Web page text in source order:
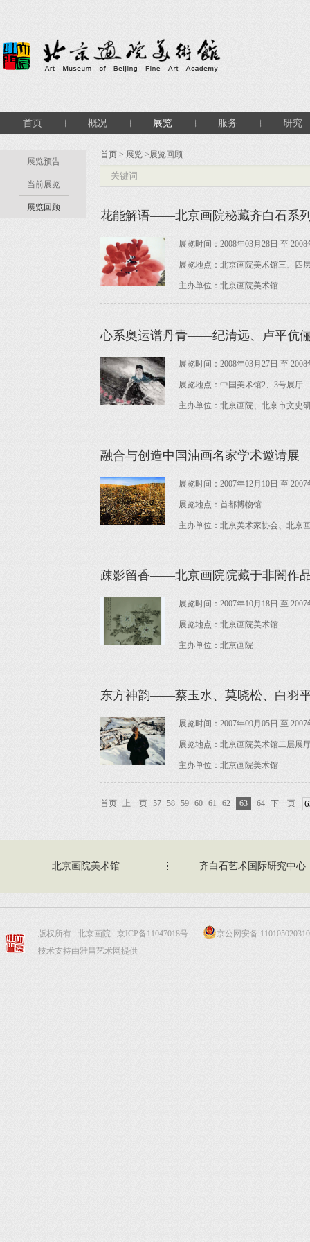
首页 概况 展览 服务 研究
展览预告
当前展览
展览回顾
首页 > 展览 >展览回顾
花能解语——北京画院秘藏齐白石系
展览时间：2008年03月28日 至 2008
展览地点：北京画院美术馆三、四
主办单位：北京画院美术馆
心系奥运谱丹青——纪清远、卢平伉
展览时间：2008年03月27日 至 2008
展览地点：中国美术馆2、3号展厅
主办单位：北京画院、北京市文史
融合与创造中国油画名家学术邀请展
展览时间：2007年12月10日 至 2007
展览地点：首都博物馆
主办单位：北京美术家协会、北京
疎影留香——北京画院院藏于非闇作
展览时间：2007年10月18日 至 2007
展览地点：北京画院美术馆
主办单位：北京画院
东方神韵——蔡玉水、莫晓松、白羽
展览时间：2007年09月05日 至 2007
展览地点：北京画院美术馆二层展
主办单位：北京画院美术馆
首页 上一页 57 58 59 60 61 62 63 64 下一页
北京画院美术馆 齐白石艺术国际研究中心
版权所有 北京画院 京ICP备11047018号
京公网安备
技术支持由雅昌艺术网提供